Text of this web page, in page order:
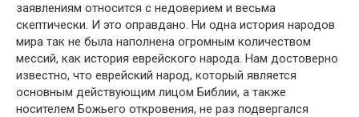
заявлениям относится с недоверием и весьма
скептически. И это оправдано. Ни одна история народов
мира так не была наполнена огромным количеством
мессий, как история еврейского народа. Нам достоверно
известно, что еврейский народ, который является
основным действующим лицом Библии, а также
носителем Божьего откровения, не раз подвергался